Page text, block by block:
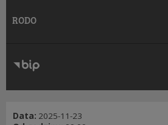
RODO
RODO
Klauzule informacyjne
Data: 2025-11-23